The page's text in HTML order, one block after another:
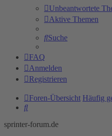
Unbeantwortete
Aktive Themen
Suche
FAQ
Anmelden
Registrieren
Foren-Übersicht Häufig
Suche
sprinter-forum.de